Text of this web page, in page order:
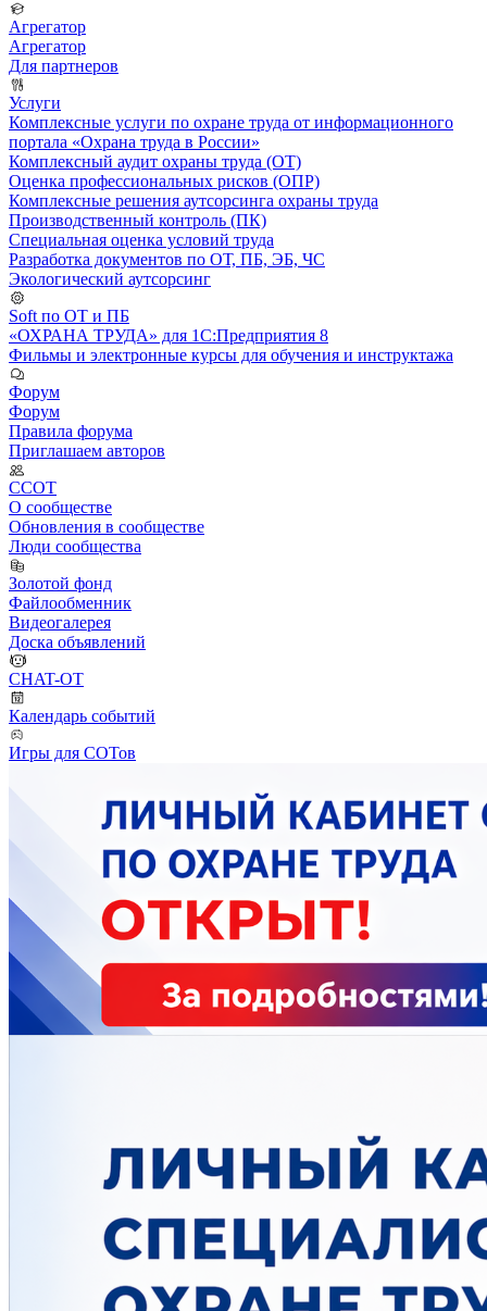
Агрегатор
Агрегатор
Для партнеров
Услуги
Комплексные услуги по охране труда от информационного
портала «Охрана труда в России»
Комплексный аудит охраны труда (ОТ)
Оценка профессиональных рисков (ОПР)
Комплексные решения аутсорсинга охраны труда
Производственный контроль (ПК)
Специальная оценка условий труда
Разработка документов по ОТ, ПБ, ЭБ, ЧС
Экологический аутсорсинг
Soft по ОТ и ПБ
«ОХРАНА ТРУДА» для 1С:Предприятия 8
Фильмы и электронные курсы для обучения и инструктажа
Форум
Форум
Правила форума
Приглашаем авторов
ССОТ
О сообществе
Обновления в сообществе
Люди сообщества
Золотой фонд
Файлообменник
Видеогалерея
Доска объявлений
CHAT-OT
Календарь событий
Игры для СОТов